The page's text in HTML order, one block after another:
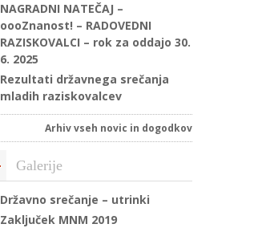
NAGRADNI NATEČAJ –
oooZnanost! – RADOVEDNI
RAZISKOVALCI – rok za oddajo 30.
6. 2025
Rezultati državnega srečanja
mladih raziskovalcev
Arhiv vseh novic in dogodkov
Galerije
Državno srečanje – utrinki
Zaključek MNM 2019